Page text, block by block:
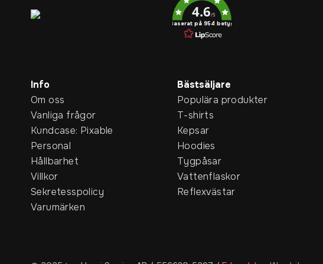
4.6/5
Baserat på 954 betyg
Info
Om oss
Vanliga frågor
Kundcase: Pixable
Personal
Hållbarhet
Villkor
Sekretesspolicy
Varumärken
Bästsäljare
Populära produkter
T-shirts
Kepsar
Hoodies
Tygpåsar
Vattenflaskor
Reflexvästar